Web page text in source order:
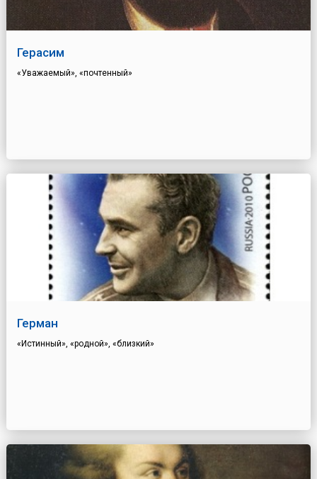
Герасим
«Уважаемый», «почтенный»
Герман
«Истинный», «родной», «близкий»